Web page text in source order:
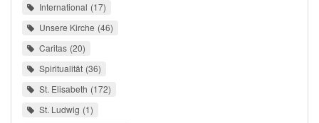
International 17
Unsere Kirche 46
Caritas 20
Spiritualität 36
St. Elisabeth 172
St. Ludwig 1